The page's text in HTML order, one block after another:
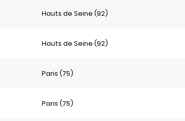
Hauts de Seine (92)
Hauts de Seine (92)
Paris (75)
Paris (75)